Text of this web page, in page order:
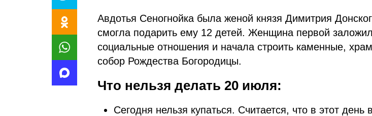
Авдотья Сеногнойка была женой князя Димитрия
смогла подарить ему 12 детей. Женщина первой
социальные отношения и начала строить каменные,
собор Рождества Богородицы.
Что нельзя делать 20 июля:
Сегодня нельзя купаться. Считается, что в этот день